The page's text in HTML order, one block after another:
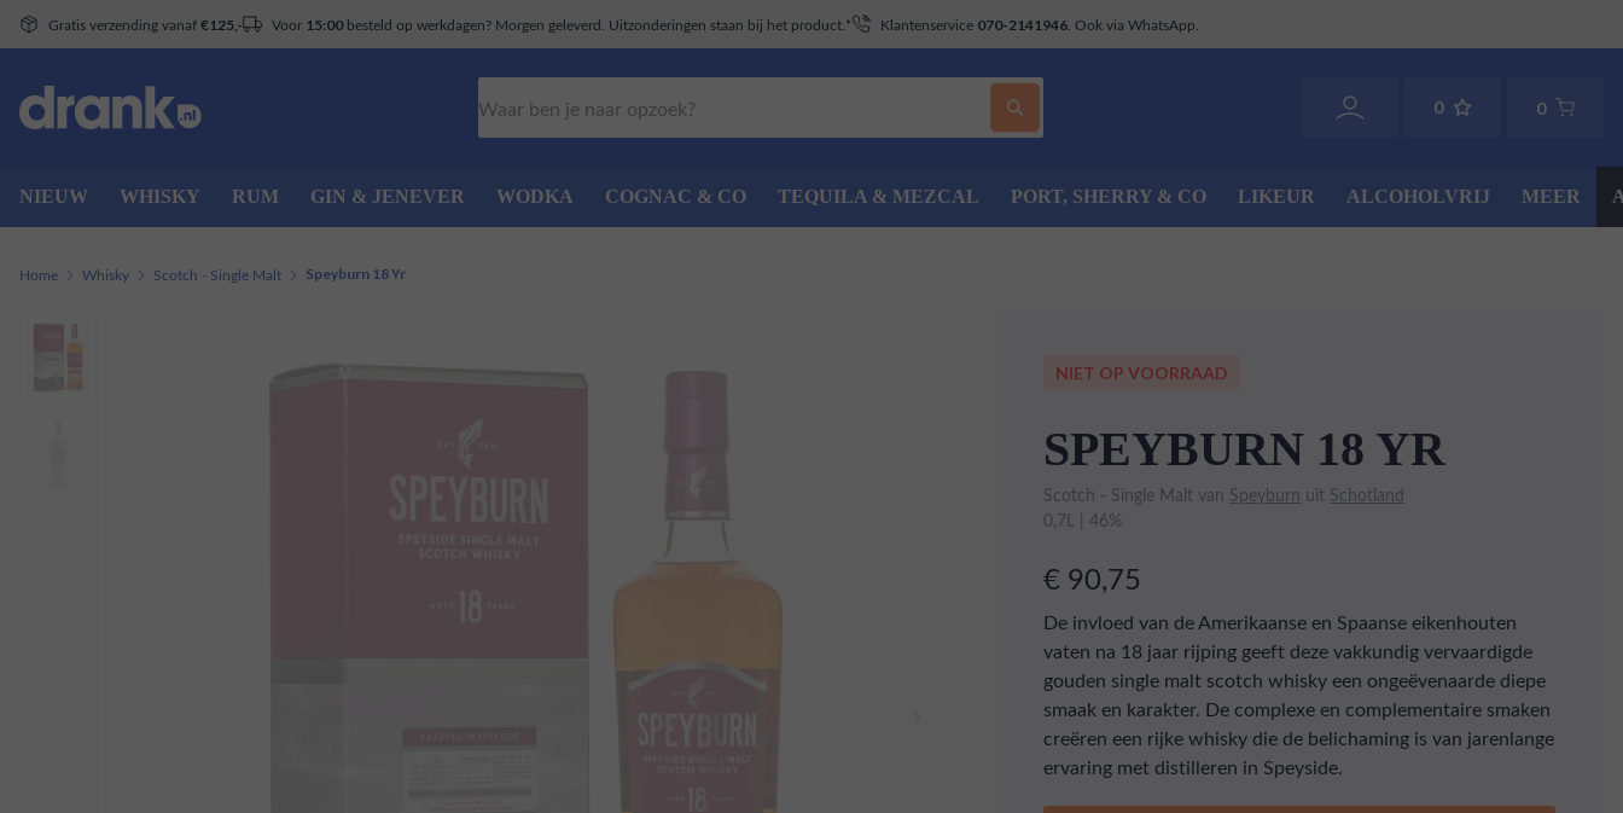
Gratis verzending vanaf €125,- Voor 15:00besteld op werkdagen? Morgen geleverd. Uitzonderingen staan bij het product.* Klantenservice 070-2141946 . Ook via WhatsApp.
0 0
NIEUW WHISKY RUM GIN & JENEVER WODKA COGNAC & CO TEQUILA & MEZCAL PORT, SHERRY & CO LIKEUR ALCOHOLVRIJ MEER
Home Whisky Scotch - Single Malt Speyburn 18 Yr
NIET OP VOORRAAD
SPEYBURN 18 YR
Scotch - Single Malt van Speyburn uit Schotland
0,7L | 46%
€ 90,75
De invloed van de Amerikaanse en Spaanse eikenhouten
vaten na 18 jaar rijping geeft deze vakkundig vervaardigde
gouden single malt scotch whisky een ongeëvenaarde diepe
smaak en karakter. De complexe en complementaire smaken
creëren een rijke whisky die de belichaming is van jarenlange
ervaring met distilleren in Speyside.